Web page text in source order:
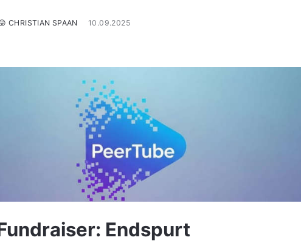
CHRISTIAN SPAAN 10.09.2025
Endspurt